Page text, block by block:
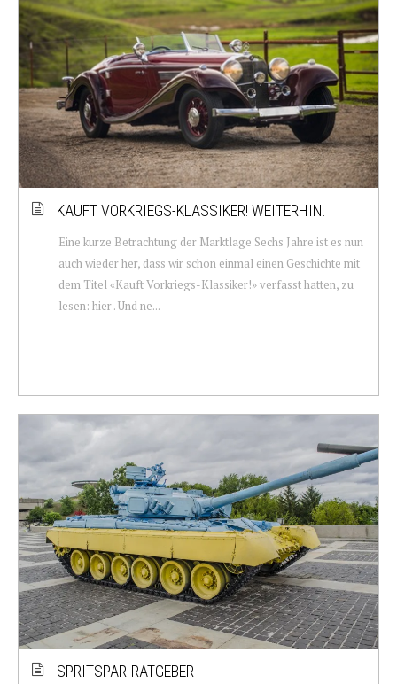
KAUFT VORKRIEGS-KLASSIKER! WEITERHIN.
Eine kurze Betrachtung der Marktlage Sechs Jahre ist es nun
auch wieder her, dass wir schon einmal einen Geschichte mit
dem Titel «Kauft Vorkriegs-Klassiker!» verfasst hatten, zu
lesen: hier . Und ne...
SPRITSPAR-RATGEBER